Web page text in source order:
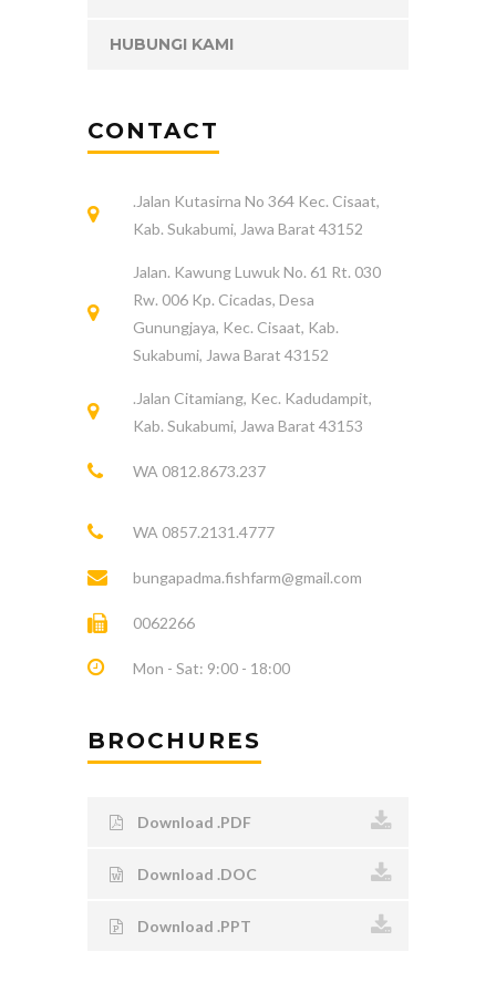
HUBUNGI KAMI
CONTACT
.Jalan Kutasirna No 364 Kec. Cisaat,
Kab. Sukabumi, Jawa Barat 43152
Jalan. Kawung Luwuk No. 61 Rt. 030
Rw. 006 Kp. Cicadas, Desa
Gunungjaya, Kec. Cisaat, Kab.
Sukabumi, Jawa Barat 43152
.Jalan Citamiang, Kec. Kadudampit,
Kab. Sukabumi, Jawa Barat 43153
WA 0812.8673.237
WA 0857.2131.4777
bungapadma.fishfarm@gmail.com
0062266
Mon - Sat: 9:00 - 18:00
BROCHURES
Download .PDF
Download .DOC
Download .PPT